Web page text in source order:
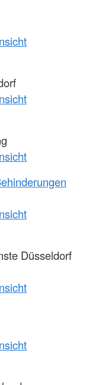
Düsseldorf